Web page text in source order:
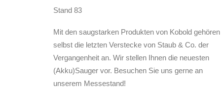
Stand 83
Mit den saugstarken Produkten von Kobold gehören
selbst die letzten Verstecke von Staub & Co. der
Vergangenheit an. Wir stellen Ihnen die neuesten
(Akku)Sauger vor. Besuchen Sie uns gerne an
unserem Messestand!